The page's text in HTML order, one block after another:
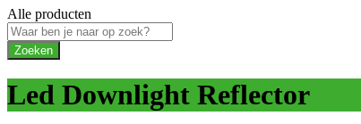
Alle producten
Zoeken
Led Downlight Reflector